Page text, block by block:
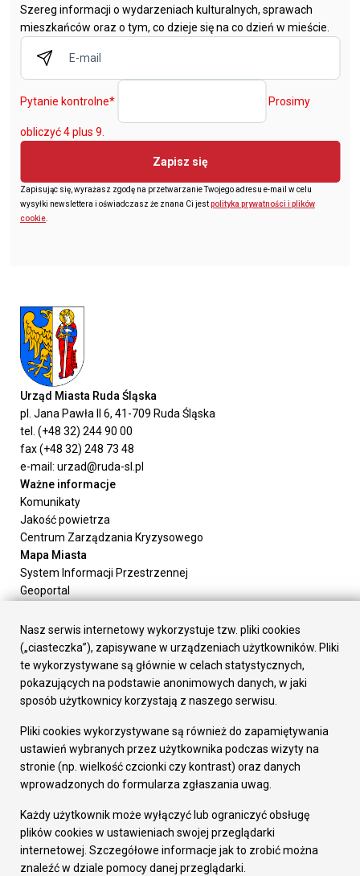
Szereg informacji o wydarzeniach kulturalnych, sprawach
mieszkańców oraz o tym, co dzieje się na co dzień w mieście.
Pytanie kontrolne* Prosimy
obliczyć 4 plus 9.
Zapisz się
Zapisując się, wyrażasz zgodę na przetwarzanie Twojego adresu e-mail w celu
wysyłki newslettera i oświadczasz że znana Ci jestpolityka prywatności i plików
cookie
Urząd Miasta Ruda Śląska
pl. Jana Pawła II 6, 41-709 Ruda Śląska
tel. (+48 32) 244 90 00
fax (+48 32) 248 73 48
e-mail: urzad@ruda-sl.pl
Ważne informacje
Komunikaty
Jakość powietrza
Centrum Zarządzania Kryzysowego
Mapa Miasta
System Informacji Przestrzennej
Geoportal
Załatw sprawę
Prezydent Miasta
Rada Miasta
Wydziały
Elektroniczna Skrzynka Podawcza
Gospodarka
Fundusze europejskie
Środki krajowe
Oferty inwestycyjne
Pozostałe
Deklaracja dostępności
Dane osobowe
Dodaj opinię o witrynie
Nasz serwis internetowy wykorzystuje tzw. pliki cookies
(„ciasteczka”), zapisywane w urządzeniach użytkowników. Pliki
te wykorzystywane są głównie w celach statystycznych,
pokazujących na podstawie anonimowych danych, w jaki
sposób użytkownicy korzystają z naszego serwisu.
Pliki cookies wykorzystywane są również do zapamiętywania
ustawień wybranych przez użytkownika podczas wizyty na
stronie (np. wielkość czcionki czy kontrast) oraz danych
wprowadzonych do formularza zgłaszania uwag.
Każdy użytkownik może wyłączyć lub ograniczyć obsługę
plików cookies w ustawieniach swojej przeglądarki
internetowej. Szczegółowe informacje jak to zrobić można
znaleźć w dziale pomocy danej przeglądarki.